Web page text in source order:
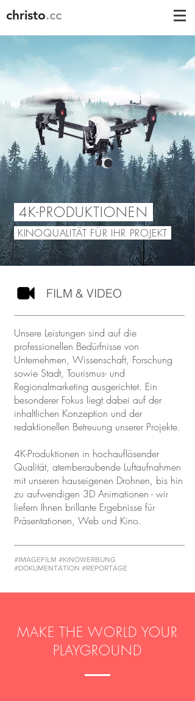
christo.cc
4K-PRODUKTIONEN
KINOQUALITÄT FÜR IHR PROJEKT
MAKE THE WORLD YOUR
PLAYGROUND
Unsere Leistungen sind auf die
professionellen Bedürfnisse von
Unternehmen, Wissenschaft, Forschung
sowie Stadt, Tourismus- und
Regionalmarketing ausgerichtet. Ein
besonderer Fokus liegt dabei auf der
inhaltlichen Konzeption und der
redaktionellen Betreuung unserer Projekte.
4K-Produktionen in hochauflösender
Qualität, atemberaubende Luftaufnahmen
mit unseren hauseigenen Drohnen, bis hin
zu aufwendigen 3D Animationen - wir
liefern Ihnen brillante Ergebnisse für
Präsentationen, Web und Kino.
FILM & VIDEO
#IMAGEFILM #KINOWERBUNG
#DOKUMENTATION #REPORTAGE